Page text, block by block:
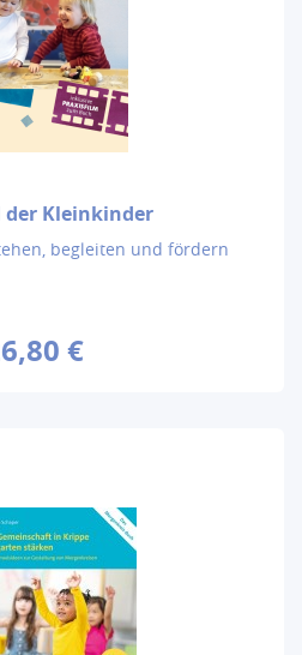
der Kleinkinder
begleiten und fördern
€